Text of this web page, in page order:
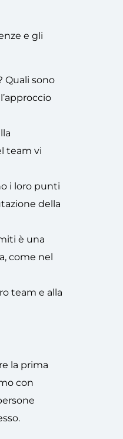
e gli
Quali sono
team vi
i loro punti
della
è una
come nel
team e alla
la prima
con